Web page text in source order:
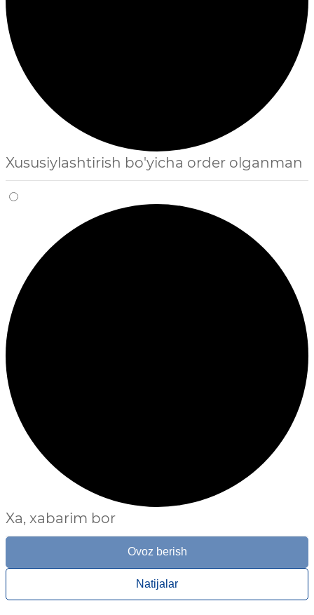
Xususiylashtirish bo'yicha order olganman
Xa, xabarim bor
Ovoz berish
Natijalar